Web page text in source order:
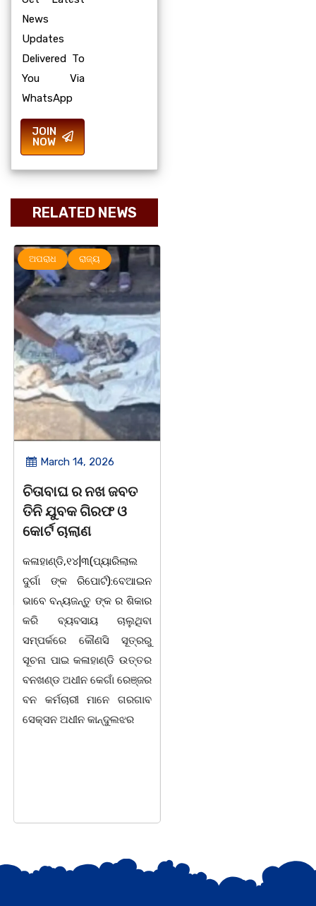
News
Updates
Delivered To
You Via
WhatsApp
JOIN
NOW
RELATED NEWS
ଅପରାଧ ରାଜ୍ୟ
March 14, 2026
ଚିତାବାଘ ର ନଖ ଜବତ
ତିନି ଯୁବକ ଗିରଫ ଓ
କୋର୍ଟ ଚାଲାଣ
କଳାହାଣ୍ଡି,୧୪|୩(ପ୍ୟାରିଲାଲ
ଦୁର୍ଗା ଙ୍କ ରିପୋର୍ଟ):ବେଆଇନ
ଭାବେ ବନ୍ୟଜନ୍ତୁ ଙ୍କ ର ଶିକାର
କରି ବ୍ୟବସାୟ ଚାଲୁଥିବା
ସମ୍ପର୍କରେ କୌଣସି ସୂତ୍ରରୁ
ସୂଚନା ପାଇ କଳାହାଣ୍ଡି ଉତ୍ତର
ବନଖଣ୍ଡ ଅଧୀନ କେଗାଁ ରେଞ୍ଜର
ବନ କର୍ମଚାରୀ ମାନେ ଗରଗାବ
ସେକ୍ସନ ଅଧୀନ କାନ୍ଦୁଲଝର